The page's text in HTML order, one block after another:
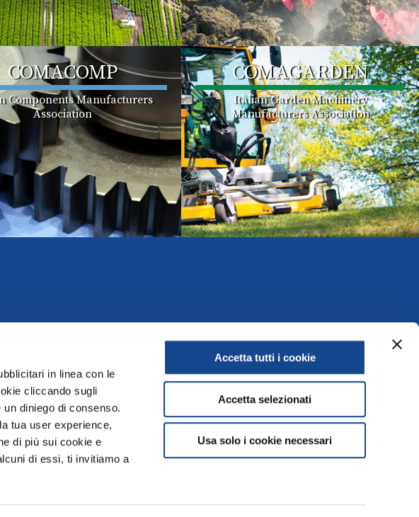
in linea con le
cliccando sugli
diniego di consenso.
tua user experience,
di più sui cookie e
di essi, ti invitiamo a
Accetta tutti i cookie
Accetta selezionati
Usa solo i cookie necessari
COMACOMP
Components Manufacturers
Association
COMAGARDEN
Italian Garden Machinery
Manufacturers Association
E-mail
info@federunacoma.it
Offices